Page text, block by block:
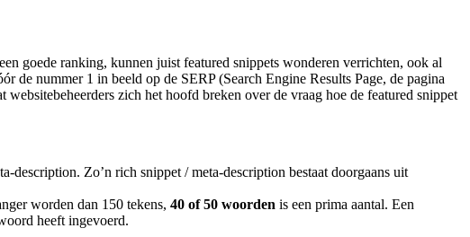
goede ranking, kunnen juist featured snippets wonderen verrichten, ook al
de nummer 1 in beeld op de SERP (Search Engine Results Page, de pagina
zich het hoofd breken over de vraag hoe de featured snippet
Zo’n rich snippet / meta-description bestaat doorgaans uit
worden dan 150 tekens, 40 of 50 woorden is een prima aantal. Een
heeft ingevoerd.